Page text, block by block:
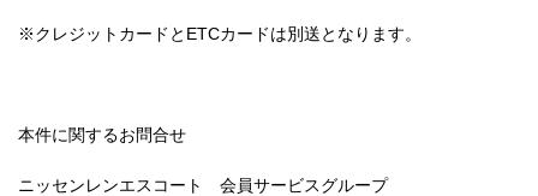
※クレジットカードとETCカードは別送となります。
本件に関するお問合せ
ニッセンレンエスコート 会員サービスグループ